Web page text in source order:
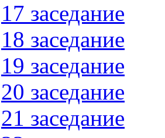
17 заседание
18 заседание
19 заседание
20 заседание
21 заседание